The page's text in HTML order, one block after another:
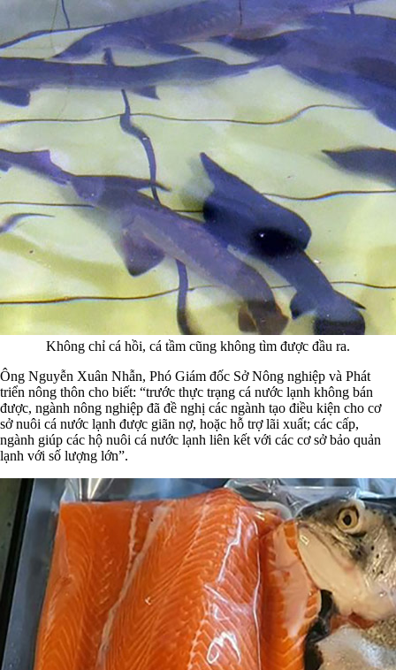
Không chỉ cá hồi, cá tầm cũng không tìm được đầu ra.
Ông Nguyễn Xuân Nhẫn, Phó Giám đốc Sở Nông nghiệp và Phát
triển nông thôn cho biết: “trước thực trạng cá nước lạnh không bán
được, ngành nông nghiệp đã đề nghị các ngành tạo điều kiện cho cơ
sở nuôi cá nước lạnh được giãn nợ, hoặc hỗ trợ lãi xuất; các cấp,
ngành giúp các hộ nuôi cá nước lạnh liên kết với các cơ sở bảo quản
lạnh với số lượng lớn”.